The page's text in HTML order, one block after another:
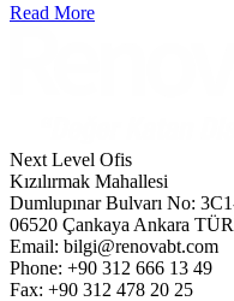
Read More
Next Level Ofis
Kızılırmak Mahallesi
Dumlupınar Bulvarı No:
06520 Çankaya Ankara
Email: bilgi@renovabt.com
Phone: +90 312 666 13 49
Fax: +90 312 478 20 25